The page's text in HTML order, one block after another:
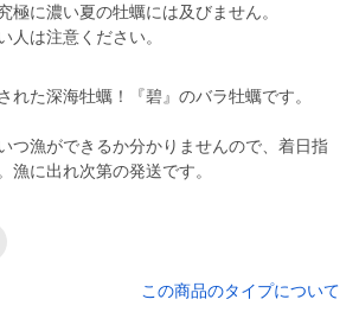
極に濃い夏の牡蠣には及びません。
人は注意ください。
れた深海牡蠣！『碧』のバラ牡蠣です。
つ漁ができるか分かりませんので、着日指
漁に出れ次第の発送です。
この商品のタイプについて